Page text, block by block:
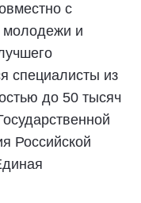
с
молодежи и
специалисты из
до 50 тысяч
Российской